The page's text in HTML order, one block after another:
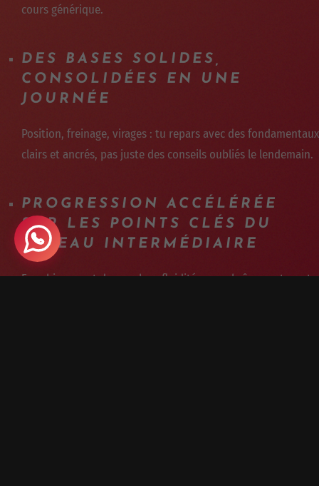
cours générique.
DES BASES SOLIDES,
CONSOLIDÉES EN UNE
JOURNÉE
Position, freinage, virages : tu repars avec des fondamentaux
clairs et ancrés, pas juste des conseils oubliés le lendemain.
PROGRESSION ACCÉLÉRÉE
SUR LES POINTS CLÉS DU
NIVEAU INTERMÉDIAIRE
Franchissement de marches, fluidité en enchaînement, sauts